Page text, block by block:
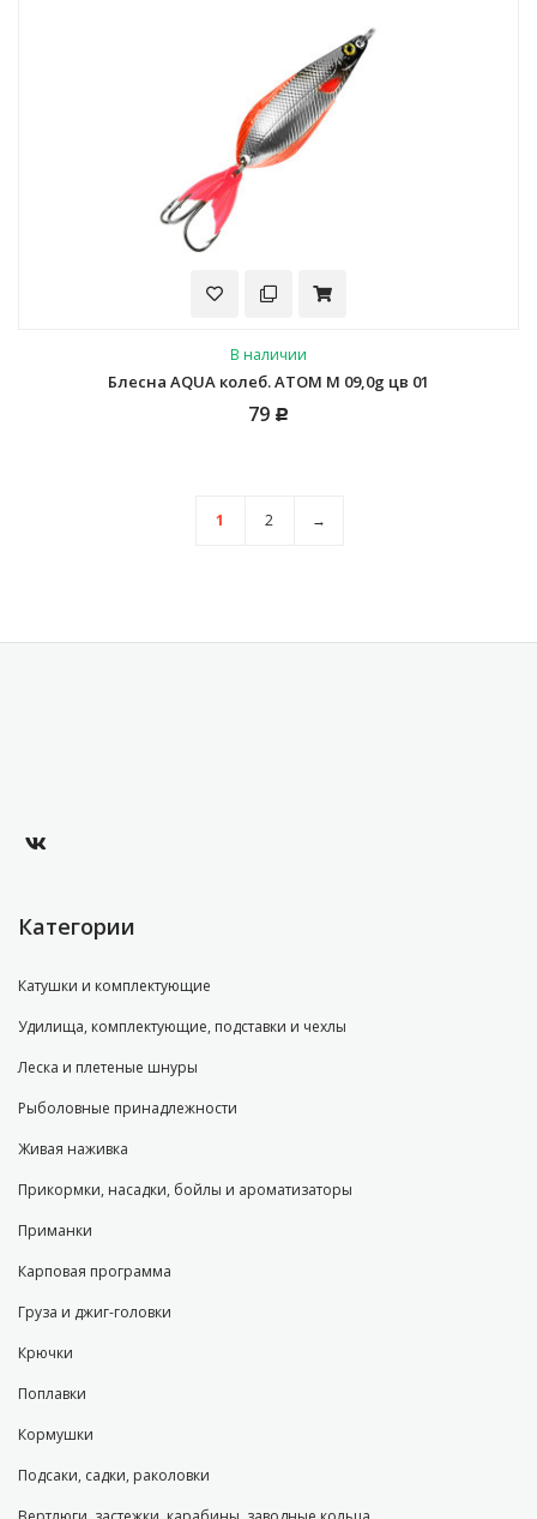
В наличии
Блесна AQUA колеб. АТОМ M 09,0g цв 01
79 Р
1 2 →
Категории
Катушки и комплектующие
Удилища, комплектующие, подставки и чехлы
Леска и плетеные шнуры
Рыболовные принадлежности
Живая наживка
Прикормки, насадки, бойлы и ароматизаторы
Приманки
Карповая программа
Груза и джиг-головки
Крючки
Поплавки
Кормушки
Подсаки, садки, раколовки